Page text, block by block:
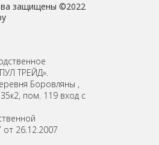
защищены ©2022
ТРЕЙД».
Боровляны ,
пом. 119 вход с
26.12.2007